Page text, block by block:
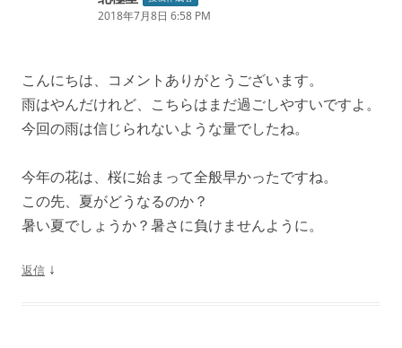
2018年7月8日 6:58 PM
こんにちは、コメントありがとうございます。
雨はやんだけれど、こちらはまだ過ごしやすいですよ。
今回の雨は信じられないような量でしたね。
今年の花は、桜に始まって全般早かったですね。
この先、夏がどうなるのか？
暑い夏でしょうか？暑さに負けませんように。
返信 ↓